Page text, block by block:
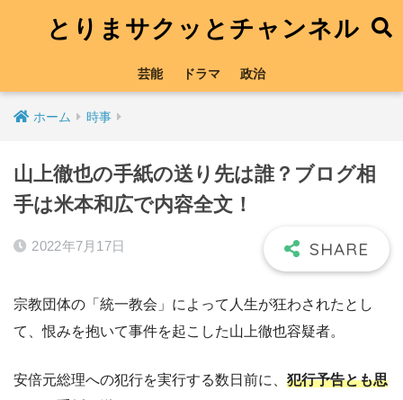
とりまサクッとチャンネル
芸能 ドラマ 政治
ホーム 時事
山上徹也の手紙の送り先は誰？ブログ相
手は米本和広で内容全文！
2022年7月17日
宗教団体の「統一教会」によって人生が狂わされたとし
て、恨みを抱いて事件を起こした山上徹也容疑者。
安倍元総理への犯行を実行する数日前に、 犯行予告とも思